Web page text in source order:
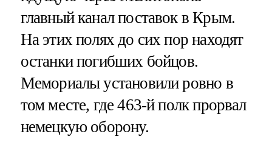
главный канал поставок в Крым.
На этих полях до сих пор находят
останки погибших бойцов.
Мемориалы установили ровно в
том месте, где 463-й полк прорвал
немецкую оборону.